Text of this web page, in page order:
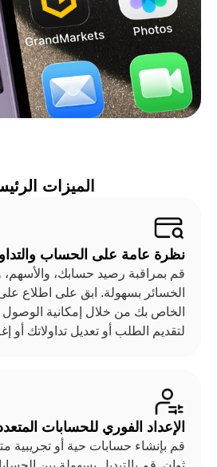
الميزات
نظرة عامة على الحساب
قم بمراقبة رصيد حسابك، والأسهم،
الخسائر بسهولة. ابق على اطلاع
الخاص بك من خلال إمكانية
لتقديم الطلب أو تعديل تداولاتك أو
الإعداد الفوري للحسابات
قم بإنشاء حسابات حية أو تجريبية